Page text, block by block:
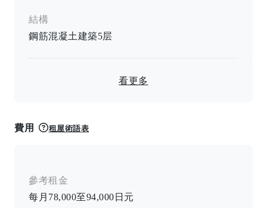
結構
鋼筋混凝土建築5层
看更多
費用 租屋術語表
參考租金
每月78,000至94,000日元